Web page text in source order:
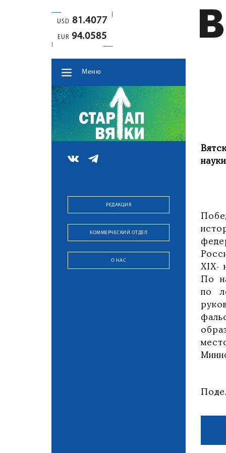
USD 81.4077
EUR 94.0585
Меню
РЕДАКЦИЯ
КОММЕРЧЕСКИЙ ОТДЕЛ
О НАС
XIX-
По
по